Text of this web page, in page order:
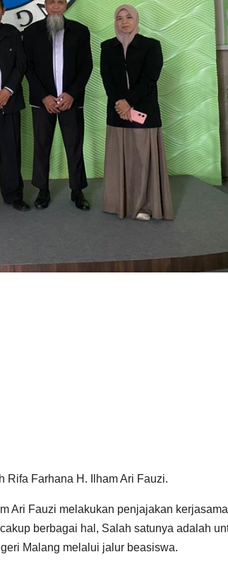
Rifa Farhana H. Ilham Ari Fauzi.
Ari Fauzi melakukan penjajakan kerjasama
berbagai hal, Salah satunya adalah
Malang melalui jalur beasiswa.